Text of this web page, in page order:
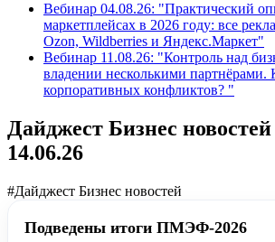
Вебинар 04.08.26: "Практический
маркетплейсах в 2026 году: все
Ozon, Wildberries и Яндекс.Маркет"
Вебинар 11.08.26: "Контроль над
владении несколькими партнёрами.
корпоративных конфликтов? "
Дайджест Бизнес новостей
14.06.26
#Дайджест Бизнес новостей
Подведены итоги ПМЭФ-2026